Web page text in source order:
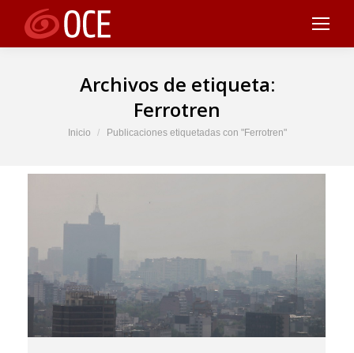
Archivos de etiqueta:
Ferrotren
Estás aquí:
Inicio Publicaciones etiquetadas con "Ferrotren"